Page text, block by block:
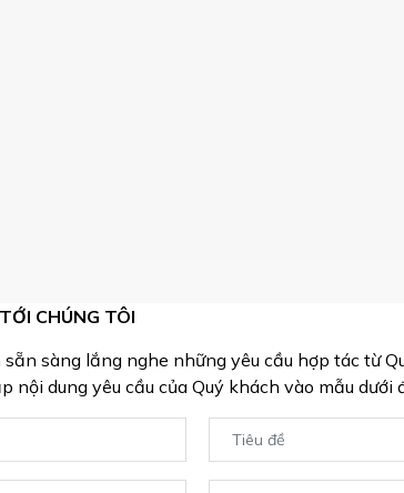
CHÚNG TÔI
sẵn sàng lắng nghe những yêu cầu hợp tác từ
nội dung yêu cầu của Quý khách vào mẫu dưới